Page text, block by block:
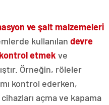
ve şalt malzemeleri
kullanılan devre
kontrol etmek ve
Örneğin, röleler
kontrol ederken,
açma ve kapama